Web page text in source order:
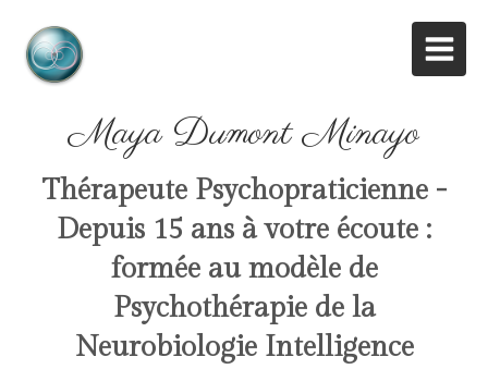
Maya Dumont Minayo
Thérapeute Psychopraticienne -
Depuis 15 ans à votre écoute :
formée au modèle de
Psychothérapie de la
Neurobiologie Intelligence